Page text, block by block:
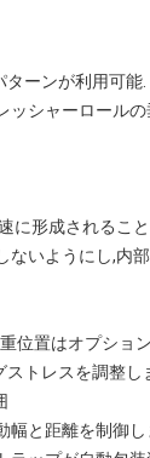
ターンが利用可能.
ッシャーロール
に形成されるこ
ないようにし,内
位置はオプショ
ストレスを調整し
幅と距離を制御し